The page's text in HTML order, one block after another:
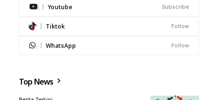
Youtube Subscribe
Tiktok Follow
WhatsApp Follow
Top News